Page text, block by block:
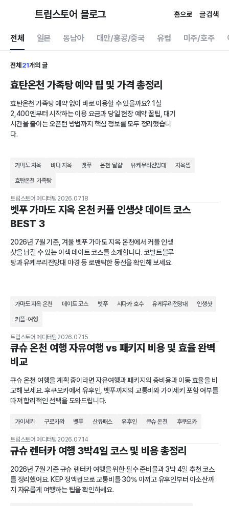
트립스토어 블로그 홈으로 글 검색
전체 일본 동남아 대만/홍콩/중국 유럽 미주/호주
전체 21개의 글
효탄온천 가족탕 예약 팁 및 가격 총정리
효탄온천 가족탕 예약 없이 바로 이용할 수 있을까요? 1실
2,400엔부터 시작하는 이용 요금과 당일 현장 예약 꿀팁, 대기
시간을 줄이는 오픈런 방법까지 핵심 정보를 모두 정리했습니
다.
가마도 지옥 바다 지옥 벳푸 온천 달걀 유케무리전망대 지옥찜
효탄온천 가족탕
트립스토어 에디터팀 2026.07.18
벳푸 가마도 지옥 온천 커플 인생샷 데이트 코스
BEST 3
2026년 7월 기준, 겨울 벳푸 가마도 지옥 온천에서 커플 인생
샷을 남길 수 있는 이색 데이트 코스를 소개합니다. 코발트블루
탕과 유케무리전망대 야경 등 로맨틱한 동선을 확인해 보세요.
가마도 지옥 온천 데이트 코스 벳푸 시다카 호수 유케무리전망대 인생샷
커플-여행
트립스토어 에디터팀 2026.07.15
큐슈 온천 여행 자유여행 vs 패키지 비용 및 효율 완벽
비교
큐슈 온천 여행을 계획 중이라면 자유여행과 패키지의 총비용과 이동 효율을 비
교해 보세요. 후쿠오카에서 유후인, 벳푸까지의 교통비와 가이세키 포함 여부를
따져 합리적인 선택을 도와드립니다.
가이세키 구로카와 벳푸 산큐패스 유후인 큐슈 온천 후쿠오카
트립스토어 에디터팀 2026.07.14
규슈 렌터카 여행 3박4일 코스 및 비용 총정리
2026년 7월 기준 규슈 렌터카 여행을 위한 필수 준비물과 3박 4일 추천 코스
를 정리했어요. KEP 정액권으로 교통비를 30% 아끼고 유후인부터 아소산까
지 자유롭게 여행하는 팁을 확인하세요.